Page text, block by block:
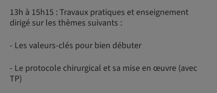
13h à 15h15 : Travaux pratiques et enseignement
dirigé sur les thèmes suivants :
- Les valeurs-clés pour bien débuter
- Le protocole chirurgical et sa mise en œuvre (avec
TP)